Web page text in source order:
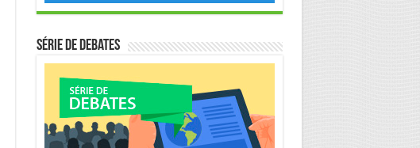
Série de Debates